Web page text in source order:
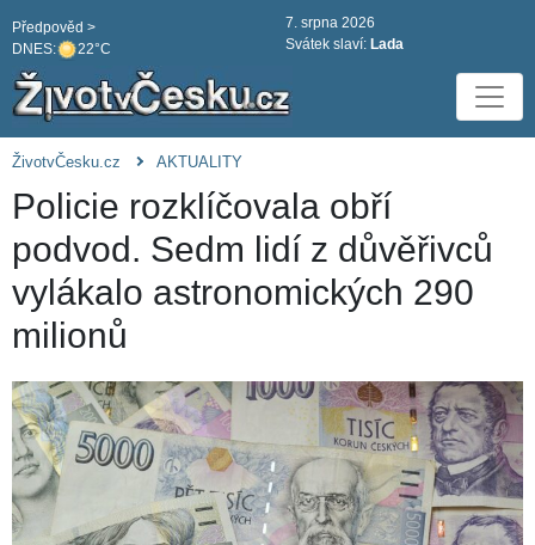
DNES: 22°C
Předpověd >
7. srpna 2026
Svátek slaví: Lada
ŽivotvČesku.cz AKTUALITY
Policie rozklíčovala obří
podvod. Sedm lidí z důvěřivců
vylákalo astronomických 290
milionů